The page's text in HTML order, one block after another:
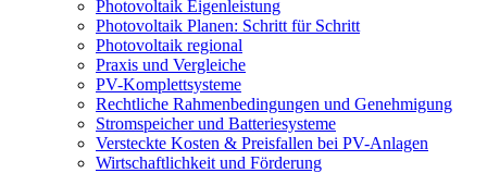
Photovoltaik Eigenleistung
Photovoltaik Planen: Schritt für Schritt
Photovoltaik regional
Praxis und Vergleiche
PV-Komplettsysteme
Rechtliche Rahmenbedingungen und Genehmigung
Stromspeicher und Batteriesysteme
Versteckte Kosten & Preisfallen bei PV-Anlagen
Wirtschaftlichkeit und Förderung